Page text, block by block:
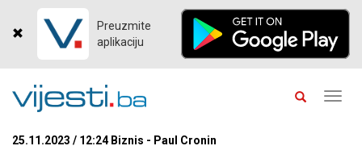
Preuzmite
aplikaciju
25.11.2023 / 12:24 Biznis - Paul Cronin